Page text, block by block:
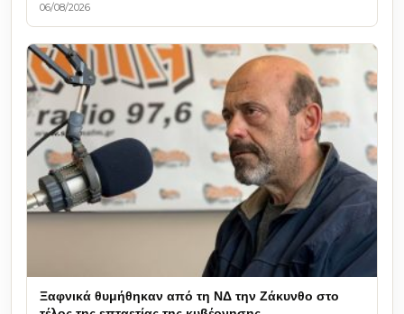
06/08/2026
Ξαφνικά θυμήθηκαν από τη ΝΔ την Ζάκυνθο στο